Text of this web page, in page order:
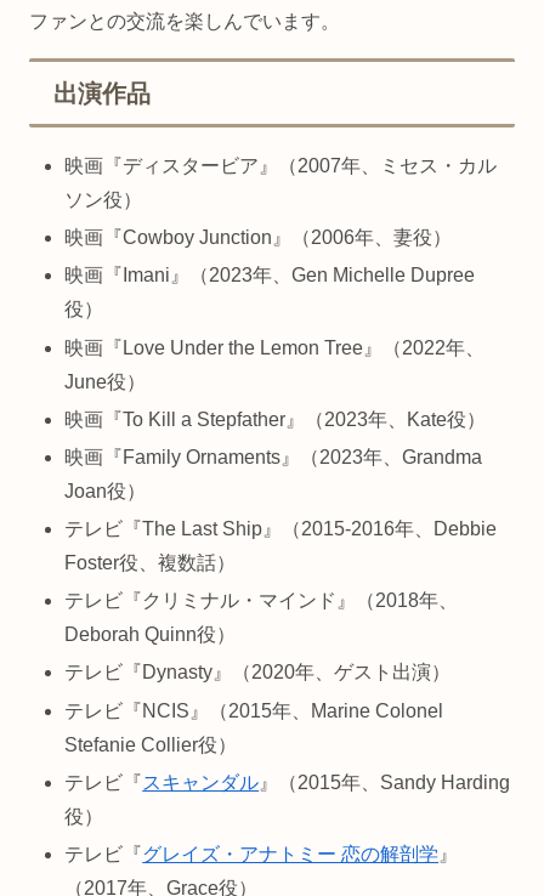
ファンとの交流を楽しんでいます。
出演作品
映画『ディスタービア』（2007年、ミセス・カル
ソン役）
映画『Cowboy Junction』（2006年、妻役）
映画『Imani』（2023年、Gen Michelle Dupree
役）
映画『Love Under the Lemon Tree』（2022年、
June役）
映画『To Kill a Stepfather』（2023年、Kate役）
映画『Family Ornaments』（2023年、Grandma
Joan役）
テレビ『The Last Ship』（2015-2016年、Debbie
Foster役、複数話）
テレビ『クリミナル・マインド』（2018年、
Deborah Quinn役）
テレビ『Dynasty』（2020年、ゲスト出演）
テレビ『NCIS』（2015年、Marine Colonel
Stefanie Collier役）
テレビ『スキャンダル 』（2015年、Sandy Harding
役）
テレビ『グレイズ・アナトミー 恋の解剖学 』
（2017年、Grace役）